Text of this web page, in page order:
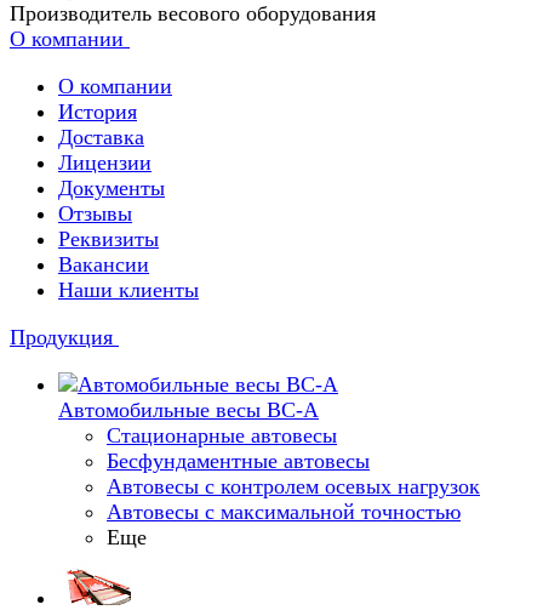
Производитель весового оборудования
О компании
О компании
История
Доставка
Лицензии
Документы
Отзывы
Реквизиты
Вакансии
Наши клиенты
Продукция
Автомобильные весы ВС-А
Стационарные автовесы
Бесфундаментные автовесы
Автовесы с контролем осевых нагрузок
Автовесы с максимальной точностью
Еще